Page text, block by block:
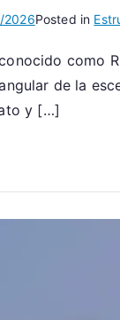
2026Posted in
como
de la
y […]